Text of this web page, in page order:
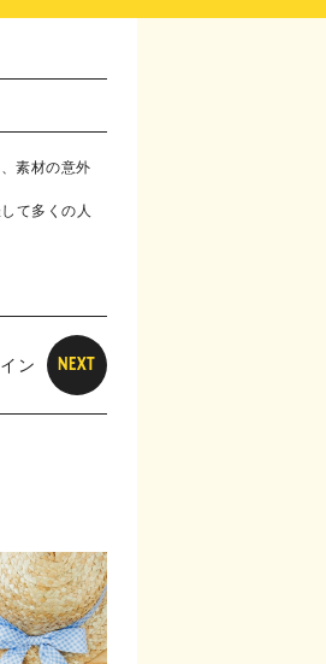
素材の意外
て多くの人
NEXT
ン